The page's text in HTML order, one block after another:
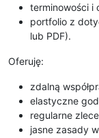
terminowości i
portfolio z
lub PDF).
Oferuję:
zdalną
elastyczne
regularne
jasne zasady